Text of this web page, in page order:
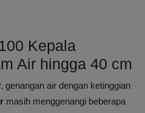
Kepala
Air hingga 40 cm
genangan air dengan ketinggian
masih menggenangi beberapa